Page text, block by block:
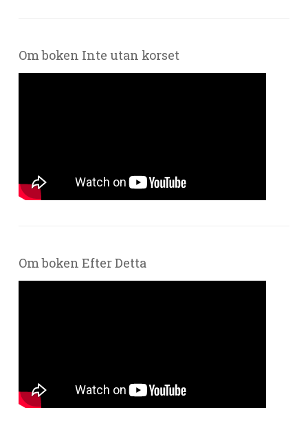
Om boken Inte utan korset
Om boken Efter Detta